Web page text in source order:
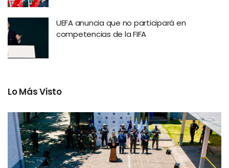
UEFA anuncia que no participará en
competencias de la FIFA
Lo Más Visto